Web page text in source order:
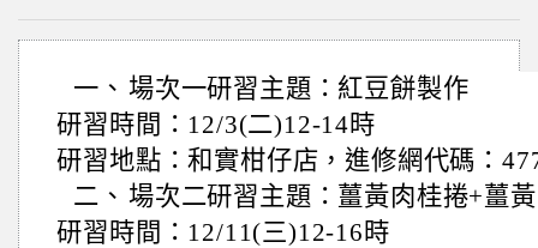
一、 場次一研習主題：紅豆餅製作
研習時間：12/3(二)12-14時
研習地點：和實柑仔店，進修網代碼：
二、 場次二研習主題：薑黃肉桂捲+薑
研習時間：12/11(三)12-16時